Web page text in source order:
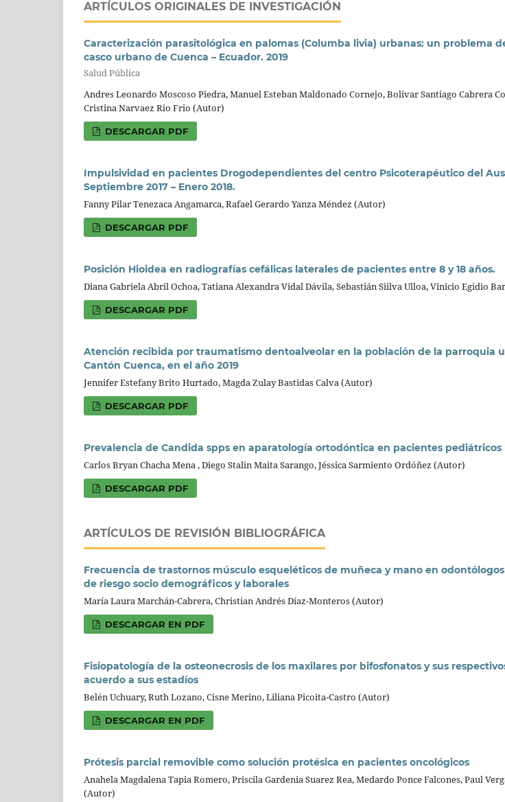
ARTÍCULOS ORIGINALES DE INVESTIGACIÓN
Caracterización parasitológica en palomas (Columba livia) urbanas: un problema
casco urbano de Cuenca – Ecuador. 2019
Salud Pública
Andres Leonardo Moscoso Piedra, Manuel Esteban Maldonado Cornejo, Bolivar Santiago Cabrera
Cristina Narvaez Rio Frio (Autor)
DESCARGAR PDF
Impulsividad en pacientes Drogodependientes del centro Psicoterapéutico del
Septiembre 2017 – Enero 2018.
Fanny Pilar Tenezaca Angamarca, Rafael Gerardo Yanza Méndez (Autor)
DESCARGAR PDF
Posición Hioidea en radiografías cefálicas laterales de pacientes entre 8 y 18 años.
Diana Gabriela Abril Ochoa, Tatiana Alexandra Vidal Dávila, Sebastián Siilva Ulloa, Vinicio Egidio
DESCARGAR PDF
Atención recibida por traumatismo dentoalveolar en la población de la parroquia
Cantón Cuenca, en el año 2019
Jennifer Estefany Brito Hurtado, Magda Zulay Bastidas Calva (Autor)
DESCARGAR PDF
Prevalencia de Candida spps en aparatología ortodóntica en pacientes pediátricos
Carlos Bryan Chacha Mena , Diego Stalin Maita Sarango, Jéssica Sarmiento Ordóñez (Autor)
DESCARGAR PDF
ARTÍCULOS DE REVISIÓN BIBLIOGRÁFICA
Frecuencia de trastornos músculo esqueléticos de muñeca y mano en
de riesgo socio demográficos y laborales
María Laura Marchán-Cabrera, Christian Andrés Díaz-Monteros (Autor)
DESCARGAR EN PDF
Fisiopatología de la osteonecrosis de los maxilares por bifosfonatos y sus
acuerdo a sus estadíos
Belén Uchuary, Ruth Lozano, Cisne Merino, Liliana Picoita-Castro (Autor)
DESCARGAR EN PDF
Prótesis parcial removible como solución protésica en pacientes oncológicos
Anahela Magdalena Tapia Romero, Priscila Gardenia Suarez Rea, Medardo Ponce Falcones, Paul
(Autor)